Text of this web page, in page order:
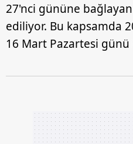
27'nci gününe
ediliyor. Bu kapsamda
16 Mart Pazartesi